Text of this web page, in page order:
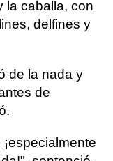
la caballa, con
delfines y
de la nada y
de